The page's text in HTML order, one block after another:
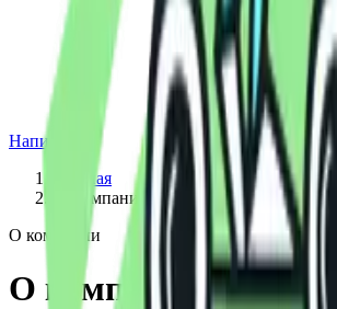
Написать
Главная
О компании
О компании
О компании UBelectro